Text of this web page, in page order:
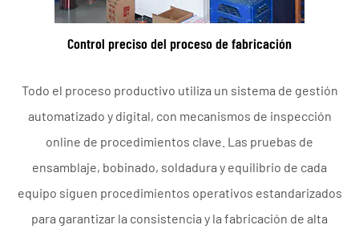
Control preciso del proceso de fabricación
Todo el proceso productivo utiliza un sistema de gestión
automatizado y digital, con mecanismos de inspección
online de procedimientos clave. Las pruebas de
ensamblaje, bobinado, soldadura y equilibrio de cada
equipo siguen procedimientos operativos estandarizados
para garantizar la consistencia y la fabricación de alta